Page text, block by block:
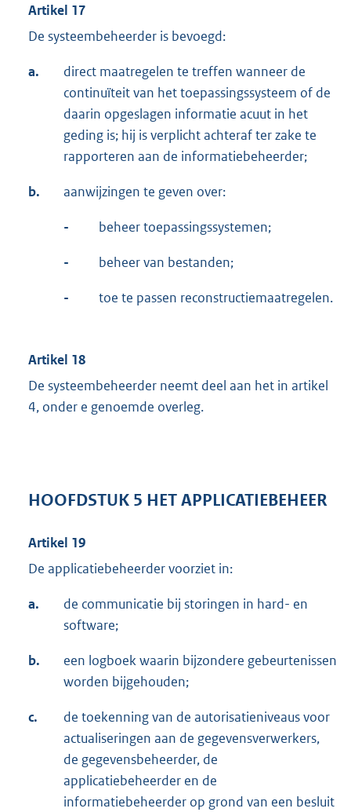
Artikel 17
De systeembeheerder is bevoegd:
a.
direct maatregelen te treffen wanneer de
continuïteit van het toepassingssysteem of de
daarin opgeslagen informatie acuut in het
geding is; hij is verplicht achteraf ter zake te
rapporteren aan de informatiebeheerder;
b. aanwijzingen te geven over:
- beheer toepassingssystemen;
- beheer van bestanden;
- toe te passen reconstructiemaatregelen.
Artikel 18
De systeembeheerder neemt deel aan het in artikel
4, onder e genoemde overleg.
HOOFDSTUK 5 HET APPLICATIEBEHEER
Artikel 19
De applicatiebeheerder voorziet in:
a.
de communicatie bij storingen in hard- en
software;
b.
een logboek waarin bijzondere gebeurtenissen
worden bijgehouden;
c.
de toekenning van de autorisatieniveaus voor
actualiseringen aan de gegevensverwerkers,
de gegevensbeheerder, de
applicatiebeheerder en de
informatiebeheerder op grond van een besluit